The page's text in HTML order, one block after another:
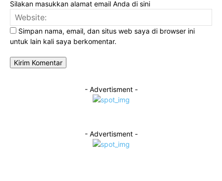
Silakan masukkan alamat email Anda di sini
Simpan nama, email, dan situs web saya di browser ini
untuk lain kali saya berkomentar.
- Advertisment -
- Advertisment -